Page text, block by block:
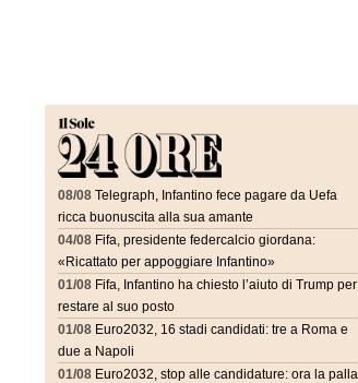
08/08 Telegraph, Infantino fece pagare da Uefa
ricca buonuscita alla sua amante
04/08 Fifa, presidente federcalcio giordana:
«Ricattato per appoggiare Infantino»
01/08 Fifa, Infantino ha chiesto l’aiuto di Trump per
restare al suo posto
01/08 Euro2032, 16 stadi candidati: tre a Roma e
due a Napoli
01/08 Euro2032, stop alle candidature: ora la palla